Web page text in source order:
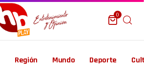
0
Región Mundo Deporte